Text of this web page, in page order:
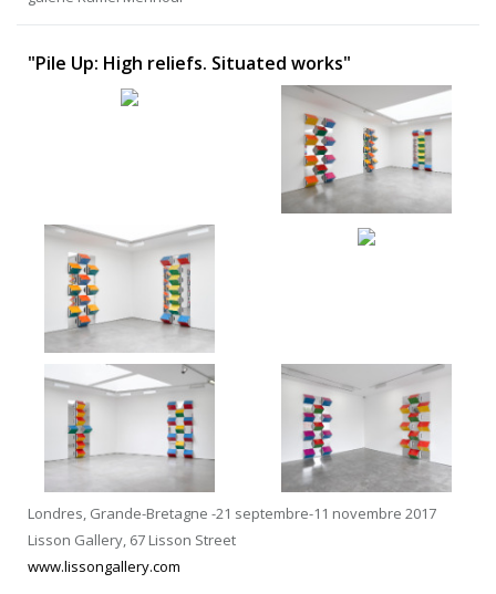
"Pile Up: High reliefs. Situated works"
Londres, Grande-Bretagne -21 septembre-11 novembre 2017
Lisson Gallery, 67 Lisson Street
www.lissongallery.com